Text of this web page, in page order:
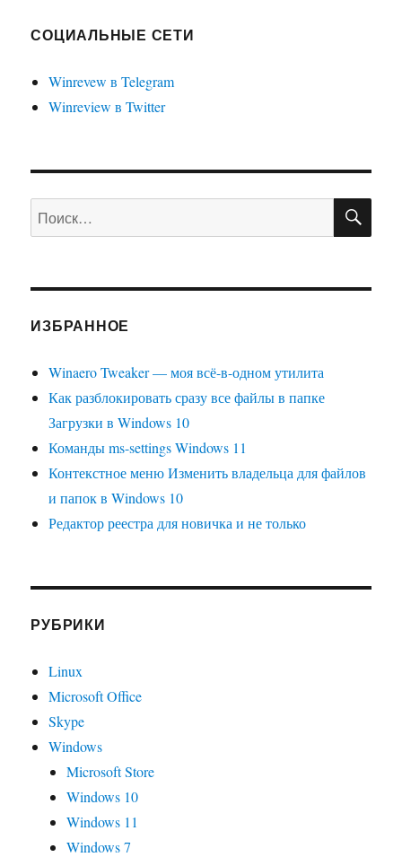
СОЦИАЛЬНЫЕ СЕТИ
Winrevew в Telegram
Winreview в Twitter
Искать:
ИЗБРАННОЕ
Winaero Tweaker — моя всё-в-одном утилита
Как разблокировать сразу все файлы в папке
Загрузки в Windows 10
Команды ms-settings Windows 11
Контекстное меню Изменить владельца для файлов
и папок в Windows 10
Редактор реестра для новичка и не только
РУБРИКИ
Linux
Microsoft Office
Skype
Windows
Microsoft Store
Windows 10
Windows 11
Windows 7